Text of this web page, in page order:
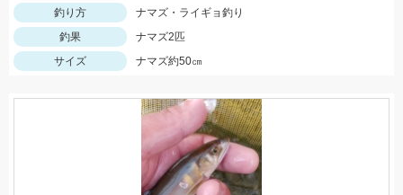
釣り方
ナマズ・ライギョ釣り
釣果
ナマズ2匹
サイズ
ナマズ約50㎝